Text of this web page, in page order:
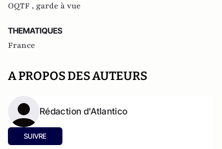
OQTF , garde à vue
THEMATIQUES
France
A PROPOS DES AUTEURS
Rédaction d'Atlantico
SUIVRE